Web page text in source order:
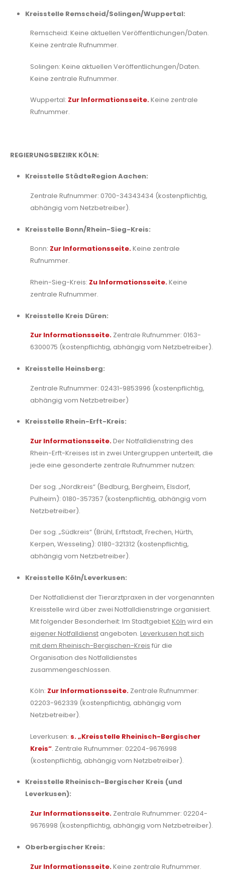
Kreisstelle Remscheid/Solingen/Wuppertal:
Remscheid: Keine aktuellen Veröffentlichungen/Daten.
Keine zentrale Rufnummer.
Solingen: Keine aktuellen Veröffentlichungen/Daten.
Keine zentrale Rufnummer.
Wuppertal: Zur Informationsseite.Keine zentrale
Rufnummer.
REGIERUNGSBEZIRK KÖLN:
Kreisstelle StädteRegion Aachen:
Zentrale Rufnummer: 0700-34343434 (kostenpflichtig,
abhängig vom Netzbetreiber).
Kreisstelle Bonn/Rhein-Sieg-Kreis:
Bonn: Zur Informationsseite.Keine zentrale
Rufnummer.
Rhein-Sieg-Kreis: Zu Informationsseite.Keine
zentrale Rufnummer.
Kreisstelle Kreis Düren:
Zur Informationsseite. Zentrale Rufnummer: 0163-
6300075 (kostenpflichtig, abhängig vom Netzbetreiber).
Kreisstelle Heinsberg:
Zentrale Rufnummer: 02431-9853996 (kostenpflichtig,
abhängig vom Netzbetreiber)
Kreisstelle Rhein-Erft-Kreis:
Zur Informationsseite.Der Notfalldienstring des
Rhein-Erft-Kreises ist in zwei Untergruppen unterteilt, die
jede eine gesonderte zentrale Rufnummer nutzen:
Der sog. „Nordkreis“ (Bedburg, Bergheim, Elsdorf,
Pulheim): 0180-357357 (kostenpflichtig, abhängig vom
Netzbetreiber).
Der sog. „Südkreis“ (Brühl, Erftstadt, Frechen, Hürth,
Kerpen, Wesseling): 0180-321312 (kostenpflichtig,
abhängig vom Netzbetreiber).
Kreisstelle Köln/Leverkusen:
Der Notfalldienst der Tierarztpraxen in der vorgenannten
Kreisstelle wird über zwei Notfalldienstringe organisiert.
Mit folgender Besonderheit: Im StadtgebietKöln wird ein
eigener Notfalldienst angeboten. Leverkusen hat sich
mit dem Rheinisch-Bergischen-Kreis für die
Organisation des Notfalldienstes
zusammengeschlossen.
Köln: Zur Informationsseite. Zentrale Rufnummer:
02203-962339 (kostenpflichtig, abhängig vom
Netzbetreiber).
Leverkusen: s. „Kreisstelle Rheinisch-Bergischer
Kreis“. Zentrale Rufnummer: 02204-9676998
(kostenpflichtig, abhängig vom Netzbetreiber).
Kreisstelle Rheinisch-Bergischer Kreis (und
Leverkusen):
Zur Informationsseite. Zentrale Rufnummer: 02204-
9676998 (kostenpflichtig, abhängig vom Netzbetreiber).
Oberbergischer Kreis:
Zur Informationsseite.Keine zentrale Rufnummer.